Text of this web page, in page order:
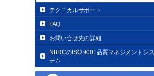
テクニカルサポート
FAQ
お問い合せ先の詳細
NBRCのISO 9001品質マネジメントシス
テム